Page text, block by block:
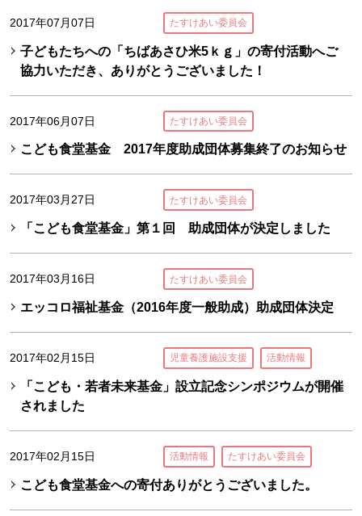
2017年07月07日 たすけあい委員会
子どもたちへの「ちばあさひ米5ｋｇ」の寄付活動へご
協力いただき、ありがとうございました！
2017年06月07日 たすけあい委員会
こども食堂基金 2017年度助成団体募集終了のお知らせ
2017年03月27日 たすけあい委員会
「こども食堂基金」第１回 助成団体が決定しました
2017年03月16日 たすけあい委員会
エッコロ福祉基金（2016年度一般助成）助成団体決定
2017年02月15日 児童養護施設支援 活動情報
「こども・若者未来基金」設立記念シンポジウムが開催
されました
2017年02月15日 活動情報 たすけあい委員会
こども食堂基金への寄付ありがとうございました。